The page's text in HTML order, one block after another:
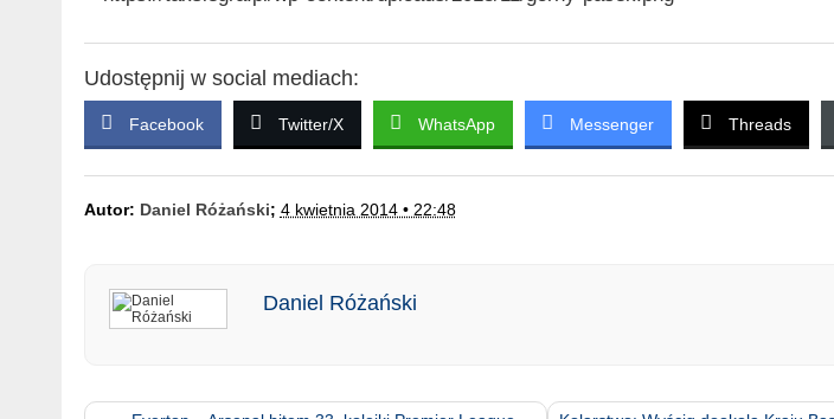
Udostępnij w social mediach:
Facebook Twitter/X WhatsApp Messenger Threads
Autor: Daniel Różański; 4 kwietnia 2014 • 22:48
Daniel Różański